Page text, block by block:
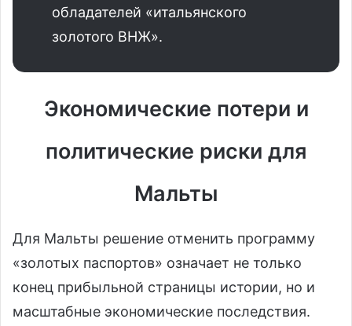
обладателей «итальянского
золотого ВНЖ».
Экономические потери и
политические риски для
Мальты
Для Мальты решение отменить программу
«золотых паспортов» означает не только
конец прибыльной страницы истории, но и
масштабные экономические последствия.